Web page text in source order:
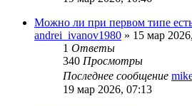
Можно ли при первом типе
andrei_ivanov1980 » 15 мар
1 Ответы
340 Просмотры
Последнее сообщение
19 мар 2026, 07:13